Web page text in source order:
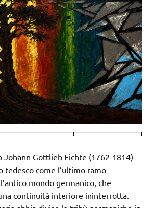
Johann Gottlieb Fichte (1762-1814)
tedesco come l’ultimo ramo
mondo germanico, che
continuità interiore ininterrotta.